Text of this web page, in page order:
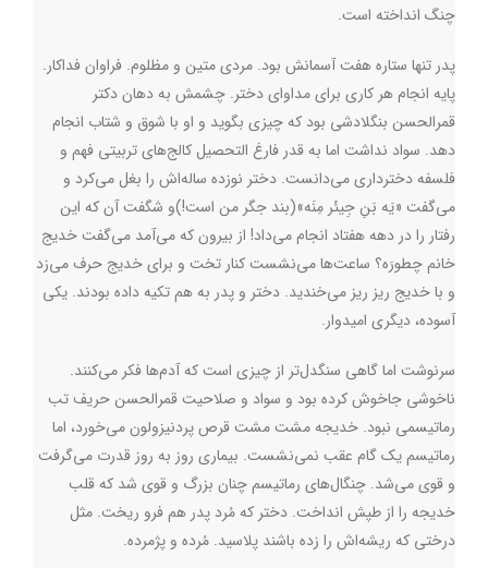
چنگ انداخته است.
پدر تنها ستاره هفت آسمانش بود. مردی متین و مظلوم. فراوان فداکار.
پایه انجام هر کاری برای مداوای دختر. چشمش به دهان دکتر
قمرالحسن بنگلادشی بود که چیزی بگوید و او با شوق و شتاب انجام
دهد. سواد نداشت اما به قدر فارغ التحصیل کالج‌های تربیتی فهم و
فلسفه دخترداری می‌دانست. دختر نوزده ساله‌اش را بغل می‌کرد و
می‌گفت «یَه بَنِ جِیئَر مِنَه»(بند جگر من است!)و شگفت آن که این
رفتار را در دهه هفتاد انجام می‌داد! از بیرون که می‌آمد می‌گفت خدیج
خانم چطورَه؟ ساعت‌ها می‌نشست کنار تخت و برای خدیج حرف می‌زد
و با خدیج ریز ریز می‌خندید. دختر و پدر به هم تکیه داده بودند. یکی
آسوده، دیگری امیدوار.
سرنوشت اما گاهی سنگدل‌تر از چیزی است که آدم‌ها فکر می‌کنند.
ناخوشی جاخوش کرده بود و سواد و صلاحیت قمرالحسن حریف تب
رماتیسمی نبود. خدیجه مشت مشت قرص پردنیزولون می‌خورد، اما
رماتیسم یک گام عقب نمی‌نشست. بیماری روز به روز قدرت می‌گرفت
و قوی می‌شد. چنگال‌های رماتیسم چنان بزرگ و قوی شد که قلب
خدیجه را از طپش انداخت. دختر که مُرد پدر هم فرو ریخت. مثل
درختی که ریشه‌اش را زده باشند پلاسید. مُرده و پژمرده.